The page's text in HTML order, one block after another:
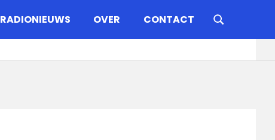
RADIONIEUWS OVER CONTACT